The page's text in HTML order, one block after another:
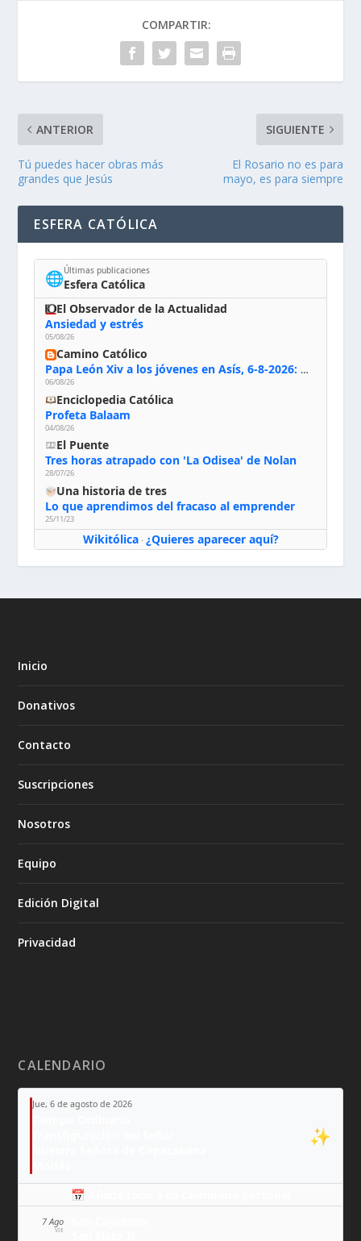
COMPARTIR:
ANTERIOR
Tú puedes hacer obras más
grandes que Jesús
SIGUIENTE
El Rosario no es para
mayo, es para siempre
ESFERA CATÓLICA
🌐Últimas publicaciones
Esfera Católica
El Observador de la Actualidad
Ansiedad y estrés
05/08/26
Camino Católico
Papa León Xiv a los jóvenes en Asís, 6-8-2026: «De san Francisco aprendan la radicalidad evangélica: no los vuelve ciegos ni violentos, sino sensibles, atentos, siempre en el seguimiento de Jesús, humildes y acogiendo a todos»
06/08/26
Enciclopedia Católica
Profeta Balaam
04/08/26
El Puente
Tres horas atrapado con 'La Odisea' de Nolan
28/07/26
Una historia de tres
Lo que aprendimos del fracaso al emprender
25/11/23
Wikitólica· ¿Quieres aparecer aquí?
Inicio
Donativos
Contacto
Suscripciones
Nosotros
Equipo
Edición Digital
Privacidad
CALENDARIO
Jue, 6 de agosto de 2026
✨
📅 Añade todo a tu calendario personal
7 Ago
VIE